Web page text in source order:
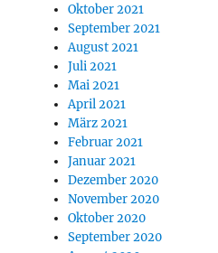
Oktober 2021
September 2021
August 2021
Juli 2021
Mai 2021
April 2021
März 2021
Februar 2021
Januar 2021
Dezember 2020
November 2020
Oktober 2020
September 2020